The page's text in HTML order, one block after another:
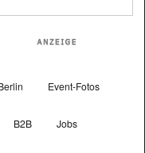
Event-Fotos
B2B Jobs